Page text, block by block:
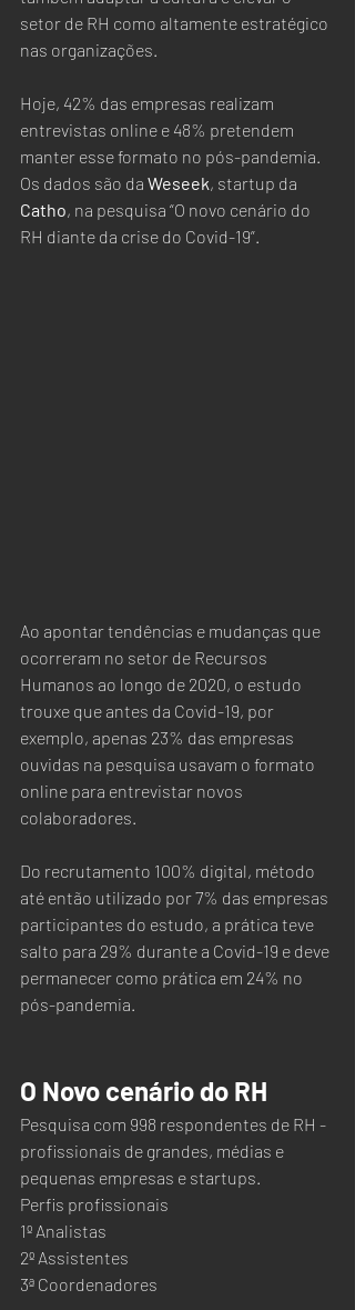
setor de RH como altamente estratégico
nas organizações.
Hoje, 42% das empresas realizam
entrevistas online e 48% pretendem
manter esse formato no pós-pandemia.
Os dados são da Weseek, startup da
Catho, na pesquisa “O novo cenário do
RH diante da crise do Covid-19”.
Ao apontar tendências e mudanças que
ocorreram no setor de Recursos
Humanos ao longo de 2020, o estudo
trouxe que antes da Covid-19, por
exemplo, apenas 23% das empresas
ouvidas na pesquisa usavam o formato
online para entrevistar novos
colaboradores.
Do recrutamento 100% digital, método
até então utilizado por 7% das empresas
participantes do estudo, a prática teve
salto para 29% durante a Covid-19 e deve
permanecer como prática em 24% no
pós-pandemia.
O Novo cenário do RH
Pesquisa com 998 respondentes de RH -
profissionais de grandes, médias e
pequenas empresas e startups.
Perfis profissionais
1º Analistas
2º Assistentes
3ª Coordenadores